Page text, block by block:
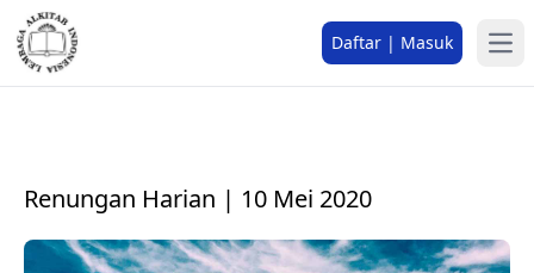
Daftar | Masuk
Renungan Harian | 10 Mei 2020